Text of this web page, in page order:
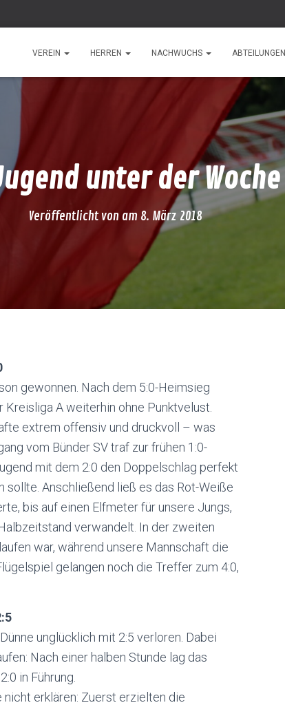
VEREIN HERREN NACHWUCHS ABTEILUNGEN
unter der Woche
Veröffentlicht von am 8. März 2018
gewonnen. Nach dem 5:0-Heimsieg
A weiterhin ohne Punktvelust.
extrem offensiv und druckvoll – was
vom Bünder SV traf zur frühen 1:0-
mit dem 2:0 den Doppelschlag perfekt
sollte. Anschließend ließ es das Rot-Weiße
bis auf einen Elfmeter für unsere Jungs,
verwandelt. In der zweiten
war, während unsere Mannschaft die
gelangen noch die Treffer zum 4:0,
unglücklich mit 2:5 verloren. Dabei
Nach einer halben Stunde lag das
in Führung.
erklären: Zuerst erzielten die